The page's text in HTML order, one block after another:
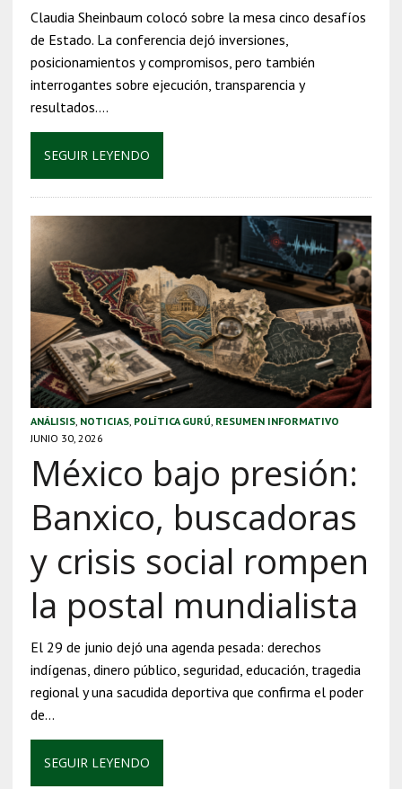
Claudia Sheinbaum colocó sobre la mesa cinco desafíos
de Estado. La conferencia dejó inversiones,
posicionamientos y compromisos, pero también
interrogantes sobre ejecución, transparencia y
resultados….
SEGUIR LEYENDO
ANÁLISIS, NOTICIAS, POLÍTICA GURÚ, RESUMEN INFORMATIVO
JUNIO 30, 2026
México bajo presión:
Banxico, buscadoras
y crisis social rompen
la postal mundialista
El 29 de junio dejó una agenda pesada: derechos
indígenas, dinero público, seguridad, educación, tragedia
regional y una sacudida deportiva que confirma el poder
de…
SEGUIR LEYENDO